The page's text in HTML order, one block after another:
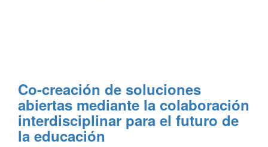
Co-creación de soluciones
abiertas mediante la colaboración
interdisciplinar para el futuro de
la educación